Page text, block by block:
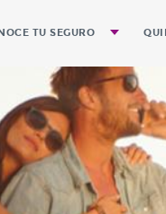
TU SEGURO
Preguntas Frecuentes
Guía para el Trámite de Pagos
Guía para evitar Accidentes